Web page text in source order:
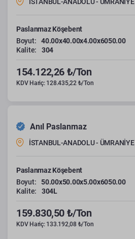
Paslanmaz Köşebent
Boyut:
40.00x40.00x4.00x6050.00
Kalite:
304
154.122,26 ₺/Ton
KDV Hariç: 128.435,22 ₺/Ton
Anıl Paslanmaz
İSTANBUL-ANADOLU - ÜMRANİYE
Paslanmaz Köşebent
Boyut:
50.00x50.00x5.00x6050.00
Kalite:
304L
159.830,50 ₺/Ton
KDV Hariç: 133.192,08 ₺/Ton